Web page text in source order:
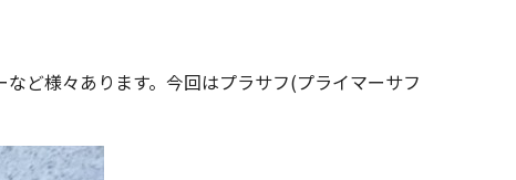
ど様々あります。今回はプラサフ(プライマーサフ